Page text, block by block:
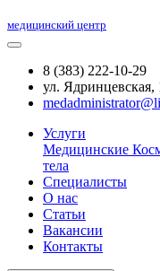
медицинский центр
8 (383) 222-10-29
ул. Ядринцевская,
Услуги
Медицинские
тела
Специалисты
О нас
Статьи
Вакансии
Контакты